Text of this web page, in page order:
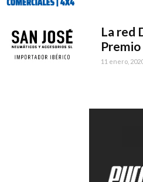
La red
Premio
11 enero,